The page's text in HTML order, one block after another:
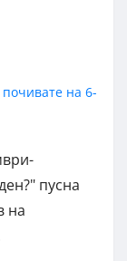
пусна
на